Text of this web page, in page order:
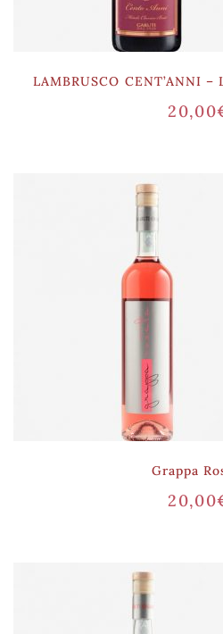
LAMBRUSCO CENT’ANNI
20,00
Grappa
20,00